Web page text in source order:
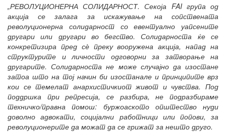
„РЕВОЛУЦИОНЕРНА СОЛИДАРНОСТ. Секоја FAI група од
акција се залага за искажување на сопствената
револуционерна солидарност со евентуално уапсените
другари или другари во бегство. Солидарноста ќе се
конкретизира пред сѐ преку вооружена акција, напад на
структурите и личности одговорни за затворање на
другарите. Солидарноста не може случајно да изостане
затоа што на тој начин би изостанале и принципите врз
кои се темелат анархистичкиот живот и чувства. Под
поддршка при репресија, се разбира, не подразбираме
техничко/правна помош: буржоаското општество нуди
доволно адвокати, социјални работници или попови, за
револуционерите да можат да се грижат за нешто друго.